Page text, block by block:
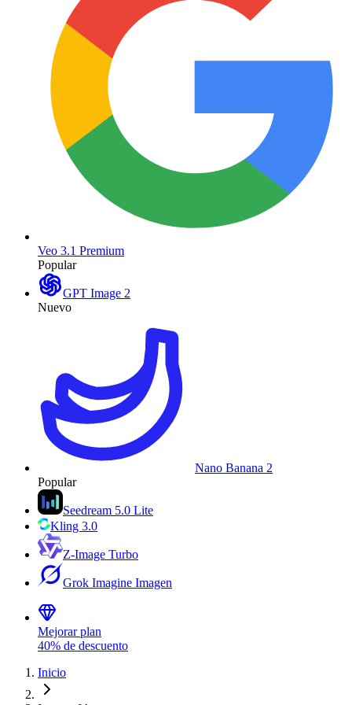
Veo 3.1 Premium
Popular
GPT Image 2
Nuevo
Nano Banana 2
Popular
Seedream 5.0 Lite
Kling 3.0
Z-Image Turbo
Grok Imagine Imagen
Mejorar plan
40% de descuento
Inicio